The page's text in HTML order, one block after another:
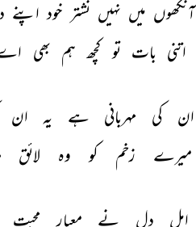
آنکھوں میں نہیں نشتر خود اپنے
اتنی بات تو کچھ ہم بھی
ان کی مہربانی ہے یہ
ان
میرے زخم کو وہ لائق
اہل دل نے معیار
محبت